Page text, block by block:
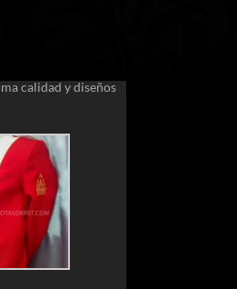
calidad y diseños